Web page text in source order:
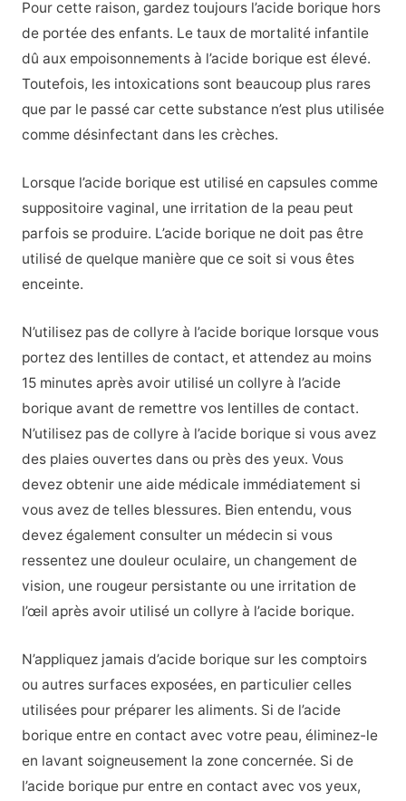
Pour cette raison, gardez toujours l’acide borique hors
de portée des enfants. Le taux de mortalité infantile
dû aux empoisonnements à l’acide borique est élevé.
Toutefois, les intoxications sont beaucoup plus rares
que par le passé car cette substance n’est plus utilisée
comme désinfectant dans les crèches.
Lorsque l’acide borique est utilisé en capsules comme
suppositoire vaginal, une irritation de la peau peut
parfois se produire. L’acide borique ne doit pas être
utilisé de quelque manière que ce soit si vous êtes
enceinte.
N’utilisez pas de collyre à l’acide borique lorsque vous
portez des lentilles de contact, et attendez au moins
15 minutes après avoir utilisé un collyre à l’acide
borique avant de remettre vos lentilles de contact.
N’utilisez pas de collyre à l’acide borique si vous avez
des plaies ouvertes dans ou près des yeux. Vous
devez obtenir une aide médicale immédiatement si
vous avez de telles blessures. Bien entendu, vous
devez également consulter un médecin si vous
ressentez une douleur oculaire, un changement de
vision, une rougeur persistante ou une irritation de
l’œil après avoir utilisé un collyre à l’acide borique.
N’appliquez jamais d’acide borique sur les comptoirs
ou autres surfaces exposées, en particulier celles
utilisées pour préparer les aliments. Si de l’acide
borique entre en contact avec votre peau, éliminez-le
en lavant soigneusement la zone concernée. Si de
l’acide borique pur entre en contact avec vos yeux,